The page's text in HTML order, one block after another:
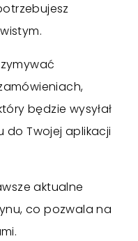
będzie wysyłał
do Twojej aplikacji
aktualne
co pozwala na